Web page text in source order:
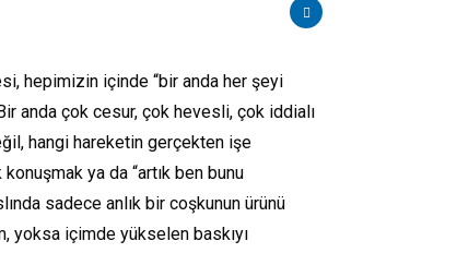
hepimizin içinde “bir anda her şeyi
anda çok cesur, çok hevesli, çok iddialı
hangi hareketin gerçekten işe
ya da “artık ben bunu
sadece anlık bir coşkunun ürünü
yoksa içimde yükselen baskıyı